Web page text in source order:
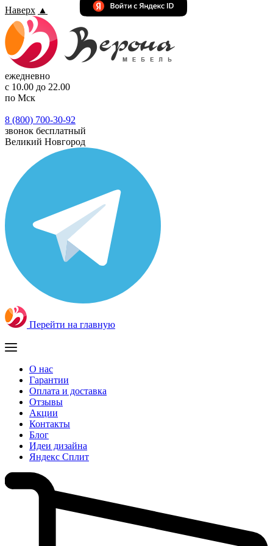
Наверх ▲
ежедневно
с 10.00 до 22.00
по Мск
8 (800) 700-30-92
звонок бесплатный
Великий Новгород
Перейти на главную
О нас
Гарантии
Оплата и доставка
Отзывы
Акции
Контакты
Блог
Идеи дизайна
Яндекс Сплит